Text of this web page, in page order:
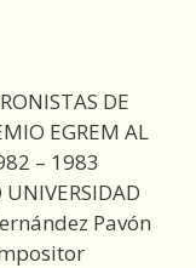
DE
EGREM AL
– 1983
Pavón